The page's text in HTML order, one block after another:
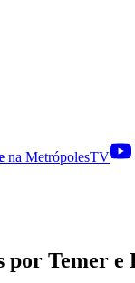
na MetrópolesTV
Temer e